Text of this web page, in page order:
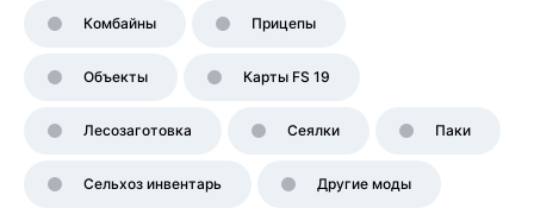
Комбайны Прицепы
Объекты Карты FS 19
Лесозаготовка Сеялки Паки
Сельхоз инвентарь Другие моды